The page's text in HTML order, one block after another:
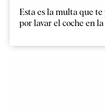
Esta es la multa que
por lavar el coche en